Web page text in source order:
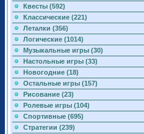
Квесты (592)
Классические (221)
Леталки (356)
Логические (1014)
Музыкальные игры (30)
Настольные игры (33)
Новогодние (18)
Остальные игры (157)
Рисование (23)
Ролевые игры (104)
Спортивные (695)
Стратегии (239)